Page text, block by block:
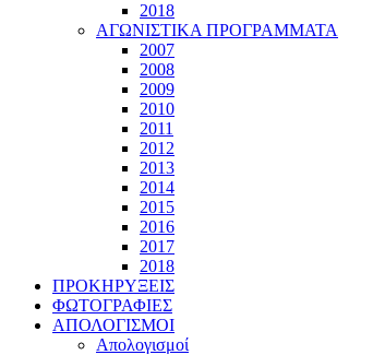
2018
ΑΓΩΝΙΣΤΙΚΑ ΠΡΟΓΡΑΜΜΑΤΑ
2007
2008
2009
2010
2011
2012
2013
2014
2015
2016
2017
2018
ΠΡΟΚΗΡΥΞΕΙΣ
ΦΩΤΟΓΡΑΦΙΕΣ
ΑΠΟΛΟΓΙΣΜΟΙ
Απολογισμοί